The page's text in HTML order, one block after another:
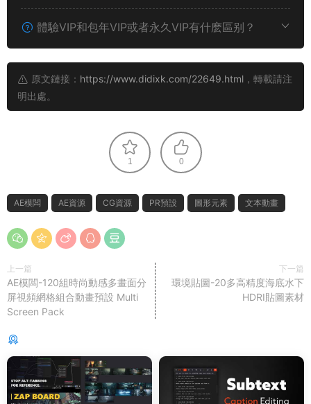
體驗VIP和包年VIP或者永久VIP有什麽區别？
原文鏈接： https://www.didixk.com/22649.html ，轉載請注
明出處。
1 0
AE模闆 AE資源 CG資源 PR預設 圖形元素 文本動畫
上一篇
AE模闆-120組時尚動感多畫面分
屏視頻網格組合動畫預設 Multi
Screen Pack
下一篇
環境貼圖-20多高精度海底水下
HDRI貼圖素材